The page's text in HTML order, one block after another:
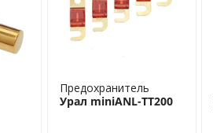
Предохранитель
Урал miniANL-TT200